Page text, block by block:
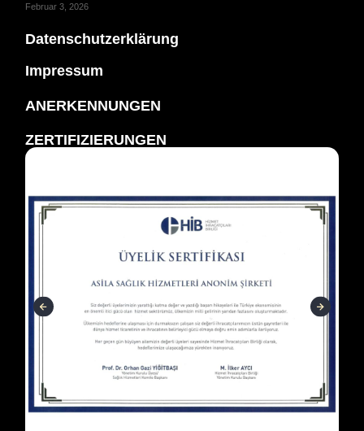
Februar 3, 2026
Datenschutzerklärung
Impressum
ANERKENNUNGEN
ZERTIFIZIERUNGEN